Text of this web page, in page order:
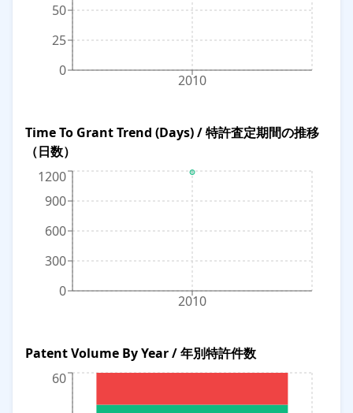
2010
0
25
50
Time To Grant Trend (Days) / 特許査定期間の推移
（日数）
2010
0
300
600
900
1200
Patent Volume By Year / 年別特許件数
60